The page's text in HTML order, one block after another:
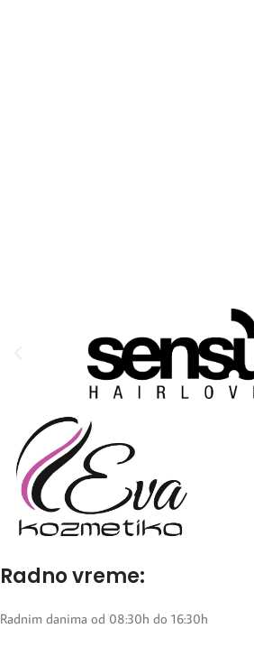
Radno vreme:
Radnim danima od 08:30h do 16:30h